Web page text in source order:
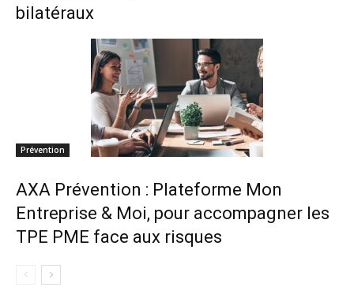
bilatéraux
Prévention
AXA Prévention : Plateforme Mon
Entreprise & Moi, pour accompagner les
TPE PME face aux risques